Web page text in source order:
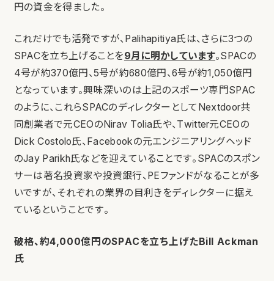
円の資金を得ました。
これだけでも活発ですが、Palihapitiya氏は、さらに3つの
SPACを立ち上げることを9月に明かしています。SPACの
4号が約370億円、5号が約680億円、6号が約1,050億円
となっています。興味深いのは上記のスポーツ専門SPAC
のように、これらSPACのディレクターとしてNextdoor共
同創業者で元CEOのNirav Tolia氏や、Twitter元CEOの
Dick Costolo氏、Facebookの元エンジニアリングヘッド
のJay Parikh氏などを迎えていることです。SPACのスポン
サーは著名投資家や投資銀行、PEファンドがなることが多
いですが、それぞれの業界の目利きをディレクターに据え
ているということです。
破格、約4,000億円のSPACを立ち上げたBill Ackman
氏